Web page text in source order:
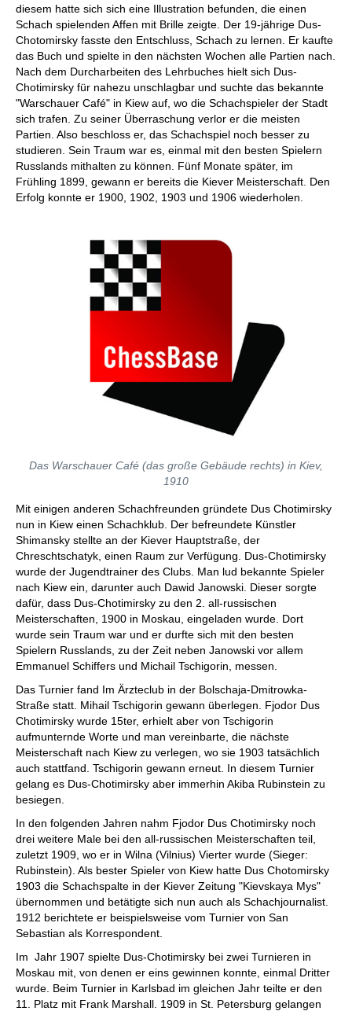
diesem hatte sich sich eine Illustration befunden, die einen
Schach spielenden Affen mit Brille zeigte. Der 19-jährige Dus-
Chotomirsky fasste den Entschluss, Schach zu lernen. Er kaufte
das Buch und spielte in den nächsten Wochen alle Partien nach.
Nach dem Durcharbeiten des Lehrbuches hielt sich Dus-
Chotimirsky für nahezu unschlagbar und suchte das bekannte
"Warschauer Café" in Kiew auf, wo die Schachspieler der Stadt
sich trafen. Zu seiner Überraschung verlor er die meisten
Partien. Also beschloss er, das Schachspiel noch besser zu
studieren. Sein Traum war es, einmal mit den besten Spielern
Russlands mithalten zu können. Fünf Monate später, im
Frühling 1899, gewann er bereits die Kiever Meisterschaft. Den
Erfolg konnte er 1900, 1902, 1903 und 1906 wiederholen.
Das Warschauer Café (das große Gebäude rechts) in Kiev,
1910
Mit einigen anderen Schachfreunden gründete Dus Chotimirsky
nun in Kiew einen Schachklub. Der befreundete Künstler
Shimansky stellte an der Kiever Hauptstraße, der
Chreschtschatyk, einen Raum zur Verfügung. Dus-Chotimirsky
wurde der Jugendtrainer des Clubs. Man lud bekannte Spieler
nach Kiew ein, darunter auch Dawid Janowski. Dieser sorgte
dafür, dass Dus-Chotimirsky zu den 2. all-russischen
Meisterschaften, 1900 in Moskau, eingeladen wurde. Dort
wurde sein Traum war und er durfte sich mit den besten
Spielern Russlands, zu der Zeit neben Janowski vor allem
Emmanuel Schiffers und Michail Tschigorin, messen.
Das Turnier fand Im Ärzteclub in der Bolschaja-Dmitrowka-
Straße statt. Mihail Tschigorin gewann überlegen. Fjodor Dus
Chotimirsky wurde 15ter, erhielt aber von Tschigorin
aufmunternde Worte und man vereinbarte, die nächste
Meisterschaft nach Kiew zu verlegen, wo sie 1903 tatsächlich
auch stattfand. Tschigorin gewann erneut. In diesem Turnier
gelang es Dus-Chotimirsky aber immerhin Akiba Rubinstein zu
besiegen.
In den folgenden Jahren nahm Fjodor Dus Chotimirsky noch
drei weitere Male bei den all-russischen Meisterschaften teil,
zuletzt 1909, wo er in Wilna (Vilnius) Vierter wurde (Sieger:
Rubinstein). Als bester Spieler von Kiew hatte Dus Chotomirsky
1903 die Schachspalte in der Kiever Zeitung "Kievskaya Mys"
übernommen und betätigte sich nun auch als Schachjournalist.
1912 berichtete er beispielsweise vom Turnier von San
Sebastian als Korrespondent.
Im Jahr 1907 spielte Dus-Chotimirsky bei zwei Turnieren in
Moskau mit, von denen er eins gewinnen konnte, einmal Dritter
wurde. Beim Turnier in Karlsbad im gleichen Jahr teilte er den
11. Platz mit Frank Marshall. 1909 in St. Petersburg gelangen